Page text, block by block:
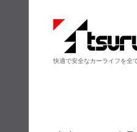
快適で安全なカーライフを全